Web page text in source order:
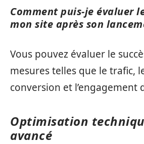
Comment puis-je évaluer
mon site après son
Vous pouvez évaluer le
mesures telles que le trafic,
conversion et l’engagement
Optimisation
avancé